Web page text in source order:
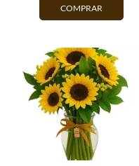
COMPRAR